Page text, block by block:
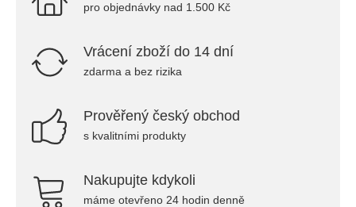
pro objednávky nad 1.500 Kč
Vrácení zboží do 14 dní
zdarma a bez rizika
Prověřený český obchod
s kvalitními produkty
Nakupujte kdykoli
máme otevřeno 24 hodin denně